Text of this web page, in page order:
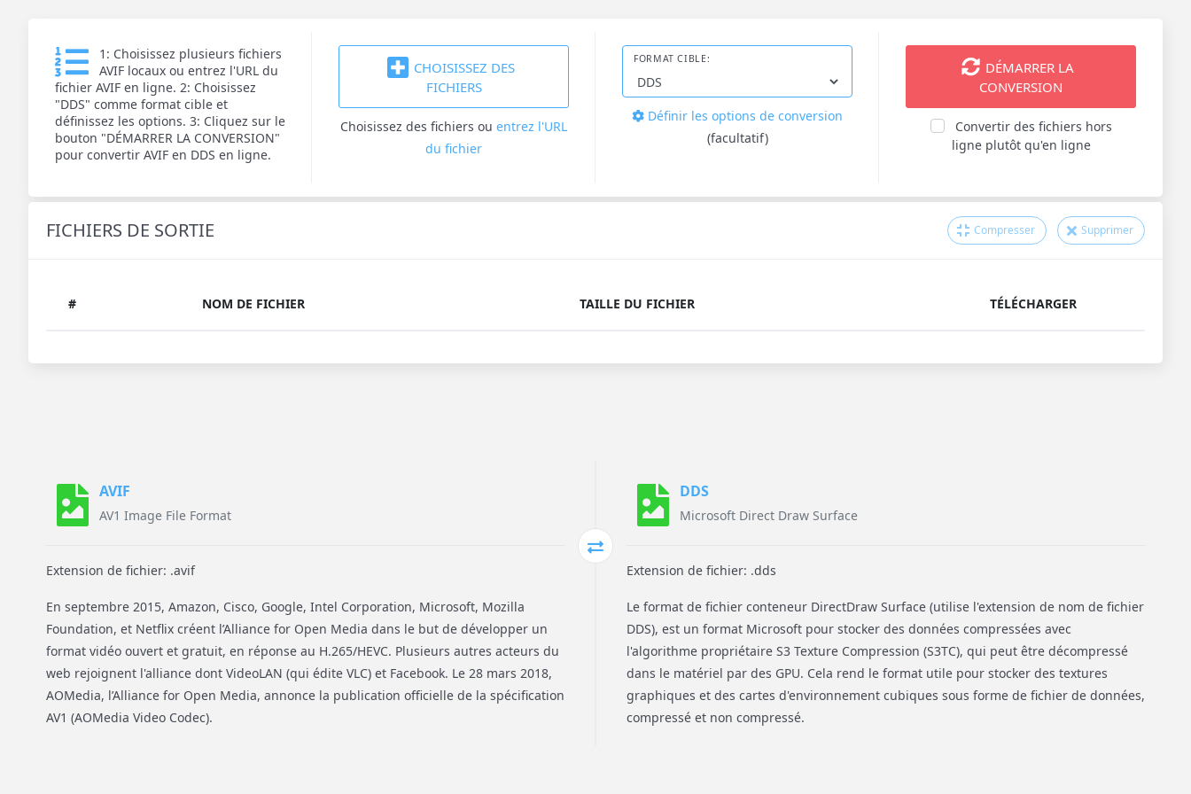
1: Choisissez plusieurs fichiers
AVIF locaux ou entrez l'URL du
fichier AVIF en ligne. 2: Choisissez
"DDS" comme format cible et
définissez les options. 3: Cliquez sur le
bouton "DÉMARRER LA CONVERSION"
pour convertir AVIF en DDS en ligne.
CHOISISSEZ DES
FICHIERS
Choisissez des fichiers ou entrez l'URL
du fichier
FORMAT CIBLE:
Définir les options de conversion
(facultatif)
DÉMARRER LA
CONVERSION
Convertir des fichiers hors
ligne plutôt qu'en ligne
FICHIERS DE SORTIE Compresser Supprimer
# NOM DE FICHIER TAILLE DU FICHIER TÉLÉCHARGER
AVIF
AV1 Image File Format
Extension de fichier: .avif
En septembre 2015, Amazon, Cisco, Google, Intel Corporation, Microsoft, Mozilla
Foundation, et Netflix créent l’Alliance for Open Media dans le but de développer un
format vidéo ouvert et gratuit, en réponse au H.265/HEVC. Plusieurs autres acteurs du
web rejoignent l'alliance dont VideoLAN (qui édite VLC) et Facebook. Le 28 mars 2018,
AOMedia, l’Alliance for Open Media, annonce la publication officielle de la spécification
AV1 (AOMedia Video Codec).
DDS
Microsoft Direct Draw Surface
Extension de fichier: .dds
Le format de fichier conteneur DirectDraw Surface (utilise l'extension de nom de fichier
DDS), est un format Microsoft pour stocker des données compressées avec
l'algorithme propriétaire S3 Texture Compression (S3TC), qui peut être décompressé
dans le matériel par des GPU. Cela rend le format utile pour stocker des textures
graphiques et des cartes d'environnement cubiques sous forme de fichier de données,
compressé et non compressé.